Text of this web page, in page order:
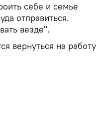
себе и семье
отправиться.
везде".
вернуться на работу